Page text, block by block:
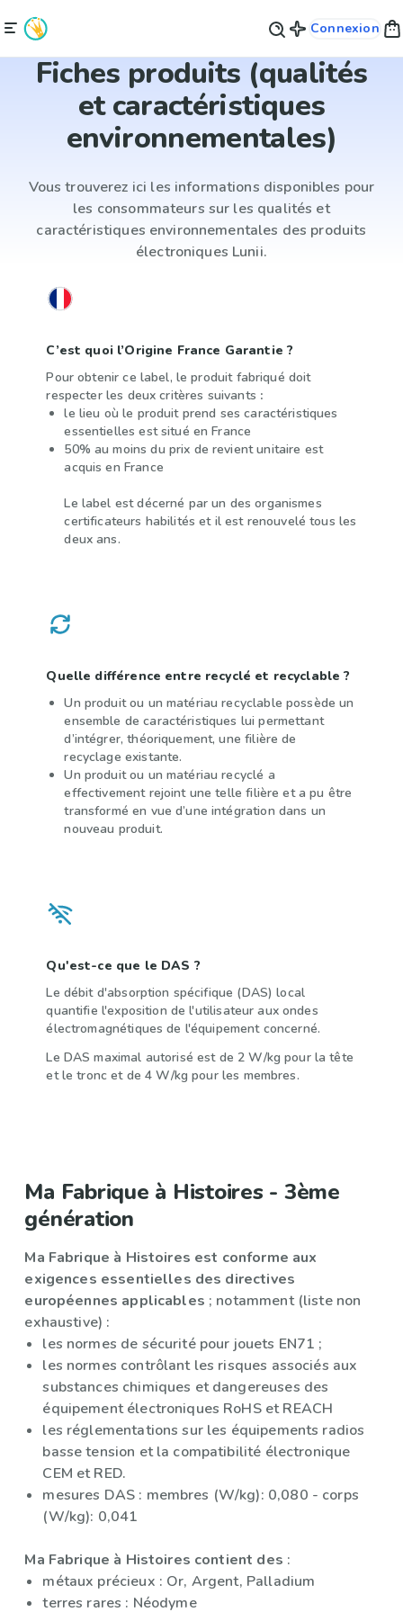
Connexion
Fiches produits (qualités
et caractéristiques
environnementales)
Vous trouverez ici les informations disponibles pour
les consommateurs sur les qualités et
caractéristiques environnementales des produits
électroniques Lunii.
C’est quoi l’Origine France Garantie ?
Pour obtenir ce label, le produit fabriqué doit
respecter les deux critères suivants :
le lieu où le produit prend ses caractéristiques
essentielles est situé en France
50% au moins du prix de revient unitaire est
acquis en France
Le label est décerné par un des organismes
certificateurs habilités et il est renouvelé tous les
deux ans.
Quelle différence entre recyclé et recyclable ?
Un produit ou un matériau recyclable possède un
ensemble de caractéristiques lui permettant
d’intégrer, théoriquement, une filière de
recyclage existante.
Un produit ou un matériau recyclé a
effectivement rejoint une telle filière et a pu être
transformé en vue d’une intégration dans un
nouveau produit.
Qu'est-ce que le DAS ?
Le débit d'absorption spécifique (DAS) local
quantifie l'exposition de l'utilisateur aux ondes
électromagnétiques de l'équipement concerné.
Le DAS maximal autorisé est de 2 W/kg pour la tête
et le tronc et de 4 W/kg pour les membres.
Ma Fabrique à Histoires - 3ème
génération
Ma Fabrique à Histoires est conforme aux
exigences essentielles des directives
européennes applicables ; notamment (liste non
exhaustive) :
les normes de sécurité pour jouets EN71 ;
les normes contrôlant les risques associés aux
substances chimiques et dangereuses des
équipement électroniques RoHS et REACH
les réglementations sur les équipements radios
basse tension et la compatibilité électronique
CEM et RED.
mesures DAS : membres (W/kg): 0,080 - corps
(W/kg): 0,041
Ma Fabrique à Histoires contient des :
métaux précieux : Or, Argent, Palladium
terres rares : Néodyme